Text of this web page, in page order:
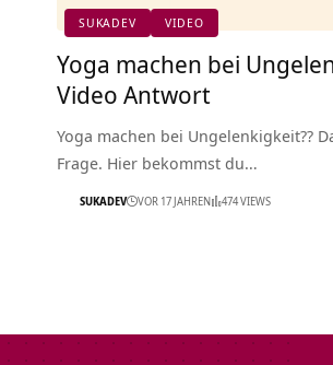
SUKADEV VIDEO
Yoga machen bei
Video Antwort
Yoga machen bei Ungelenkigkeit??
Frage. Hier bekommst du…
SUKADEV VOR 17 JAHREN 474 VIEWS